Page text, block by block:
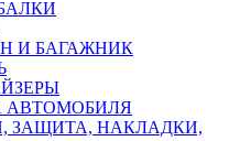
И БАГАЖНИК
АВТОМОБИЛЯ
ЗАЩИТА, НАКЛАДКИ,